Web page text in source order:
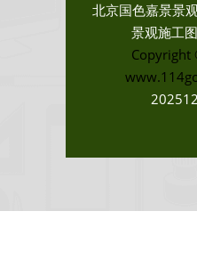
北京国色嘉景景
景观施工
Copyright